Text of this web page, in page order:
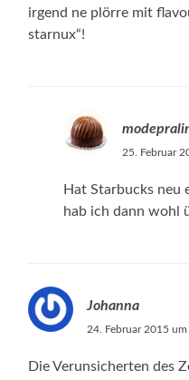
irgend ne plörre mit
starnux“!
25. Februar
Hat Starbucks neu
hab ich dann wohl
Johanna
24. Februar 2015
Die Verunsicherten des